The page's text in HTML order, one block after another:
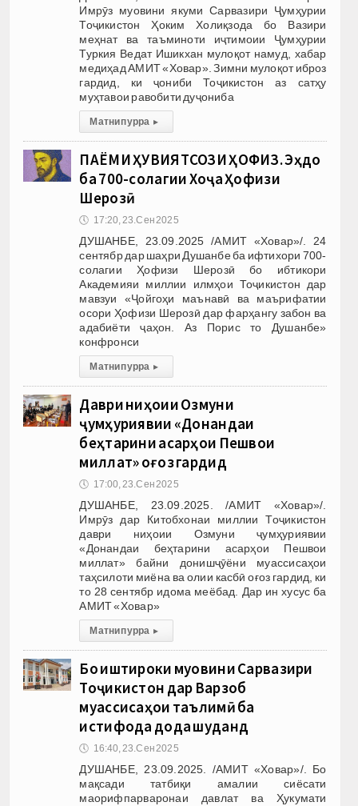
Имрӯз муовини якуми Сарвазири Ҷумҳурии
Тоҷикистон Ҳоким Холиқзода бо Вазири
меҳнат ва таъминоти иҷтимоии Ҷумҳурии
Туркия Ведат Ишикхан мулоқот намуд, хабар
медиҳад АМИТ «Ховар». Зимни мулоқот иброз
гардид, ки ҷониби Тоҷикистон аз сатҳу
муҳтавои равобити дуҷониба
Матни пурра ▸
ПАЁМИ ҲУВИЯТСОЗИ ҲОФИЗ. Эҳдо
ба 700-солагии Хоҷа Ҳофизи
Шерозӣ
🕔 17:20, 23.Сен 2025
ДУШАНБЕ, 23.09.2025 /АМИТ «Ховар»/. 24
сентябр дар шаҳри Душанбе ба ифтихори 700-
солагии Ҳофизи Шерозӣ бо ибтикори
Академияи миллии илмҳои Тоҷикистон дар
мавзуи «Ҷойгоҳи маънавӣ ва маърифатии
осори Ҳофизи Шерозӣ дар фарҳангу забон ва
адабиёти ҷаҳон. Аз Порис то Душанбе»
конфронси
Матни пурра ▸
Даври ниҳоии Озмуни
ҷумҳуриявии «Донандаи
беҳтарини асарҳои Пешвои
миллат» оғоз гардид
🕔 17:00, 23.Сен 2025
ДУШАНБЕ, 23.09.2025. /АМИТ «Ховар»/.
Имрӯз дар Китобхонаи миллии Тоҷикистон
даври ниҳоии Озмуни ҷумҳуриявии
«Донандаи беҳтарини асарҳои Пешвои
миллат» байни донишҷӯёни муассисаҳои
таҳсилоти миёна ва олии касбӣ оғоз гардид, ки
то 28 сентябр идома меёбад. Дар ин хусус ба
АМИТ «Ховар»
Матни пурра ▸
Бо иштироки муовини Сарвазири
Тоҷикистон дар Варзоб
муассисаҳои таълимӣ ба
истифода дода шуданд
🕔 16:40, 23.Сен 2025
ДУШАНБЕ, 23.09.2025. /АМИТ «Ховар»/. Бо
мақсади татбиқи амалии сиёсати
маорифпарваронаи давлат ва Ҳукумати